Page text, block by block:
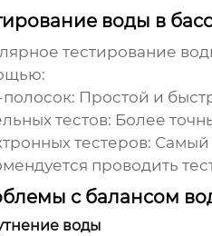
воды в
тестирование
полосок: Простой и
тестов: Более
тестеров: Самый
проводить
с балансом
воды